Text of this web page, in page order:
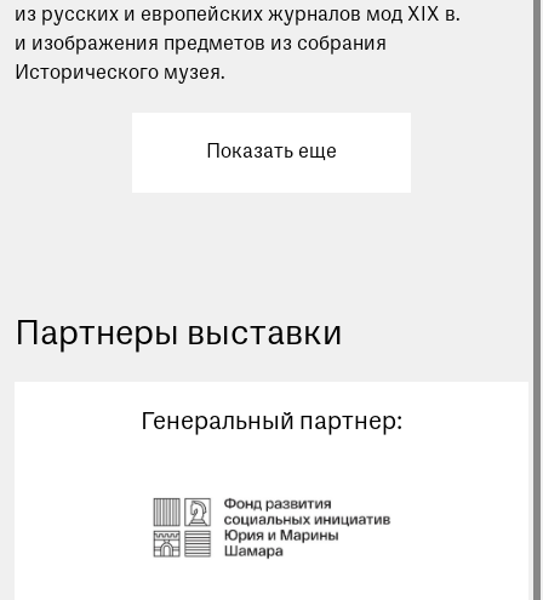
из русских и европейских журналов мод XIX в.
и изображения предметов из собрания
Исторического музея.
Показать еще
Партнеры выставки
Генеральный партнер: